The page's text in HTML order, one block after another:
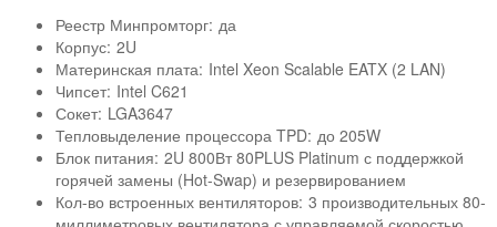
Реестр Минпромторг: да
Корпус: 2U
Материнская плата: Intel Xeon Scalable EATX (2 LAN)
Чипсет: Intel C621
Сокет: LGA3647
Тепловыделение процессора TPD: до 205W
Блок питания: 2U 800Вт 80PLUS Platinum с поддержкой
горячей замены (Hot-Swap) и резервированием
Кол-во встроенных вентиляторов: 3 производительных 80-